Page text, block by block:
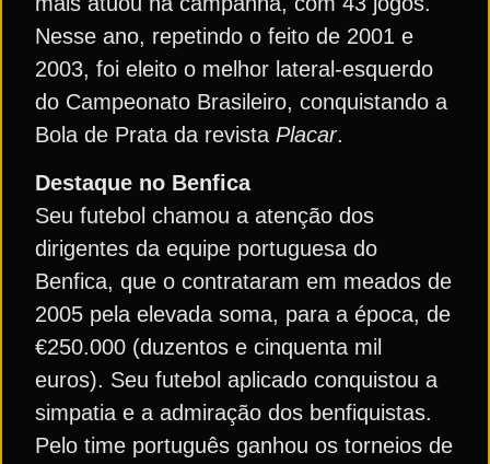
Nesse ano, repetindo o feito de 2001 e
2003, foi eleito o melhor lateral-esquerdo
do Campeonato Brasileiro, conquistando a
Bola de Prata da revista Placar.
Destaque no Benfica
Seu futebol chamou a atenção dos
dirigentes da equipe portuguesa do
Benfica, que o contrataram em meados de
2005 pela elevada soma, para a época, de
€250.000 (duzentos e cinquenta mil
euros). Seu futebol aplicado conquistou a
simpatia e a admiração dos benfiquistas.
Pelo time português ganhou os torneios de